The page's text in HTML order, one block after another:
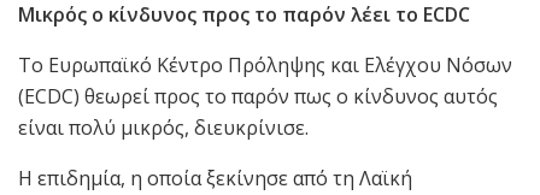
Μικρός ο κίνδυνος προς το παρόν λέει το ECDC
Το Ευρωπαϊκό Κέντρο Πρόληψης και Ελέγχου Νόσων
(ECDC) θεωρεί προς το παρόν πως ο κίνδυνος αυτός
είναι πολύ μικρός, διευκρίνισε.
Η επιδημία, η οποία ξεκίνησε από τη Λαϊκή